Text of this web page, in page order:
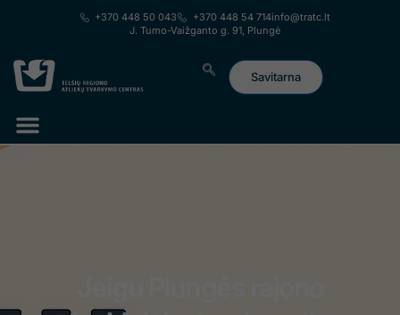
+370 448 50 043 +370 448 54 714info@tratc.lt
J. Tumo-Vaižganto g. 91, Plungė
Savitarna
Lorem ipsum dolor sit amet, consectetur adipiscing elit. Ut elit
tellus, luctus nec ullamcorper mattis, pulvinar dapibus leo.